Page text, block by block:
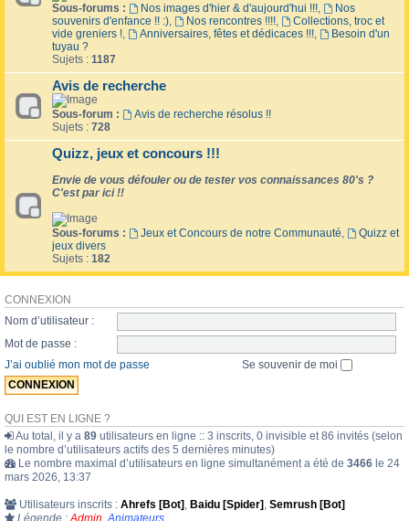
Sous-forums : Nos images d'hier & d'aujourd'hui !!!,
Nos
souvenirs d'enfance !! :), Nos rencontres !!!!,
Collections, troc et
vide greniers !, Anniversaires, fêtes et dédicaces !!!,
Besoin d'un
tuyau ?
Sujets : 1187
Avis de recherche
Sous-forum :
Avis de recherche résolus !!
Sujets : 728
Quizz, jeux et concours !!!
Envie de vous défouler ou de tester vos connaissances 80's ?
C'est par ici !!
Sous-forums : Jeux et Concours de notre Communauté,
Quizz et
jeux divers
Sujets : 182
CONNEXION
Nom d’utilisateur :
Mot de passe :
J’ai oublié mon mot de passe
Se souvenir de moi
QUI EST EN LIGNE ?
Au total, il y a 89 utilisateurs en ligne :: 3 inscrits, 0 invisible et 86 invités (selon
le nombre d’utilisateurs actifs des 5 dernières minutes)
Le nombre maximal d’utilisateurs en ligne simultanément a été de 3466 le 24
mars 2026, 13:37
Utilisateurs inscrits : Ahrefs [Bot] , Baidu [Spider] , Semrush [Bot]
Légende : Admin Animateurs